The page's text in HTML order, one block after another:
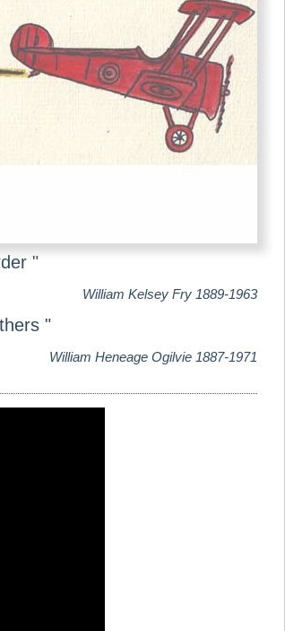
"
William Kelsey Fry 1889-1963
"
William Heneage Ogilvie 1887-1971